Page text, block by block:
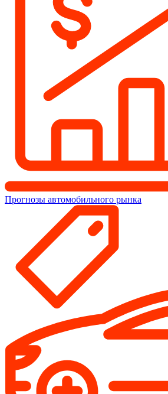
Прогнозы автомобильного рынка